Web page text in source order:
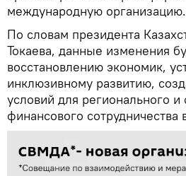
международную организацию.
По словам президента
Токаева, данные изменения
восстановлению экономик,
инклюзивному развитию,
условий для регионального и
финансового